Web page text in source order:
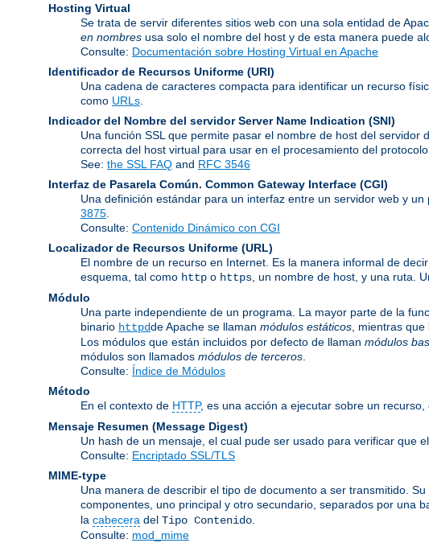
Hosting Virtual
Se trata de servir diferentes sitios web con una sola entidad de
en nombres usa solo el nombre del host y de esta manera puede
Consulte: Documentación sobre Hosting Virtual en Apache
Identificador de Recursos Uniforme (URI)
Una cadena de caracteres compacta para identificar un recurso
como URLs
Indicador del Nombre del servidor Server Name Indication (SNI)
Una función SSL que permite pasar el nombre de host del
correcta del host virtual para usar en el procesamiento del
See: the SSL FAQ and RFC 3546
Interfaz de Pasarela Común. Common Gateway Interface (CGI)
Una definición estándar para un interfaz entre un servidor web y
3875
Consulte: Contenido Dinámico con CGI
Localizador de Recursos Uniforme (URL)
El nombre de un recurso en Internet. Es la manera informal de
esquema, tal como http o https , un nombre de host, y una ruta.
Módulo
Una parte independiente de un programa. La mayor parte de la
binario httpdde Apache se llaman módulos estáticos , mientras
Los módulos que están incluidos por defecto de llaman módulos
módulos son llamados módulos de terceros
Consulte: Índice de Módulos
Método
En el contexto de HTTP, es una acción a ejecutar sobre un
Mensaje Resumen (Message Digest)
Un hash de un mensaje, el cual pude ser usado para verificar que
Consulte: Encriptado SSL/TLS
MIME-type
Una manera de describir el tipo de documento a ser transmitido.
componentes, uno principal y otro secundario, separados por una
la cabecera del Tipo Contenido
Consulte: mod_mime